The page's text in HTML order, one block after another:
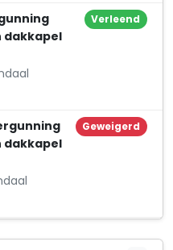
dakkapel
Verleend
dakkapel
Geweigerd